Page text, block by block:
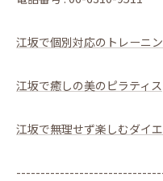
江坂で個別対応のトレーニ
江坂で癒しの美のピラティス
江坂で無理せず楽しむダイ